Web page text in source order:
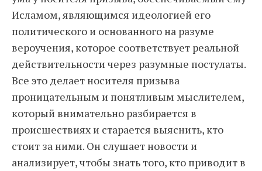
Исламом, являющимся идеологией его
политического и основанного на разуме
вероучения, которое соответствует реальной
действительности через разумные постулаты.
Все это делает носителя призыва
проницательным и понятливым мыслителем,
который внимательно разбирается в
происшествиях и старается выяснить, кто
стоит за ними. Он слушает новости и
анализирует, чтобы знать того, кто приводит в